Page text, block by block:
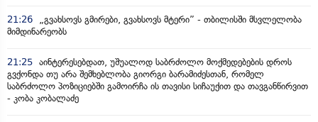
21:26
„გვახსოვს გმირები, გვახსოვს მტერი” - თბილისში მსვლელობა
მიმდინარეობს
21:25 აინტერესებდათ, უშუალოდ საბრძოლო მოქმედებების დროს
გვქონდა თუ არა შემხებლობა გიორგი ბარამიძესთან, რომელ
საბრძოლო პოზიციებში გამოირჩა ის თავისი სიჩაუქით და თავგანწირვით
- კობა კობალაძე